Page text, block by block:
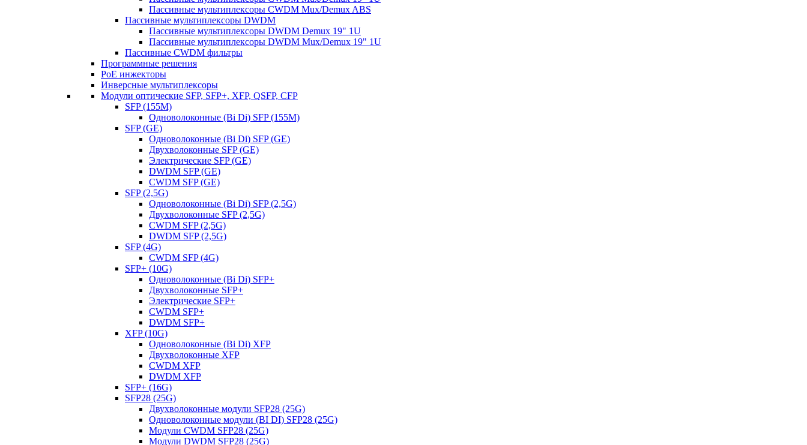
Пассивные мультиплексоры CWDM Mux/Demux ABS
Пассивные мультиплексоры DWDM
Пассивные мультиплексоры DWDM Demux 19" 1U
Пассивные мультиплексоры DWDM Mux/Demux 19" 1U
Пассивные CWDM фильтры
Программные решения
PoE инжекторы
Инверсные мультиплексоры
Модули оптические SFP, SFP+, XFP, QSFP, CFP
SFP (155M)
Одноволоконные (Bi Di) SFP (155M)
SFP (GE)
Одноволоконные (Bi Di) SFP (GE)
Двухволоконные SFP (GE)
Электрические SFP (GE)
DWDM SFP (GE)
CWDM SFP (GE)
SFP (2,5G)
Одноволоконные (Bi Di) SFP (2,5G)
Двухволоконные SFP (2,5G)
CWDM SFP (2,5G)
DWDM SFP (2,5G)
SFP (4G)
CWDM SFP (4G)
SFP+ (10G)
Одноволоконные (Bi Di) SFP+
Двухволоконные SFP+
Электрические SFP+
CWDM SFP+
DWDM SFP+
XFP (10G)
Одноволоконные (Bi Di) XFP
Двухволоконные XFP
CWDM XFP
DWDM XFP
SFP+ (16G)
SFP28 (25G)
Двухволоконные модули SFP28 (25G)
Одноволоконные модули (BI DI) SFP28 (25G)
Модули CWDM SFP28 (25G)
Модули DWDM SFP28 (25G)